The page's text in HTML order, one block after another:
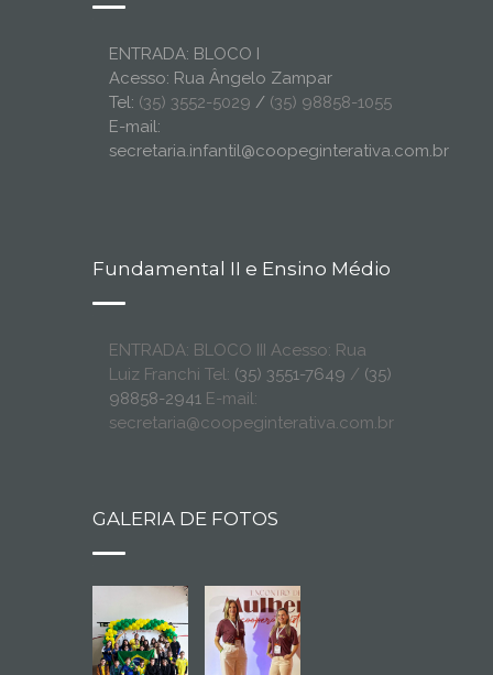
ENTRADA: BLOCO I
Acesso: Rua Ângelo Zampar
Tel: (35) 3552-5029 / (35) 98858-1055
E-mail:
secretaria.infantil@coopeginterativa.com.br
Fundamental II e Ensino Médio
ENTRADA: BLOCO III Acesso: Rua
Luiz Franchi Tel: (35) 3551-7649 / (35)
98858-2941 E-mail:
secretaria@coopeginterativa.com.br
GALERIA DE FOTOS